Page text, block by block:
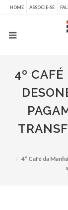
HOME ASSOCIE-SE
4º
4º Café da